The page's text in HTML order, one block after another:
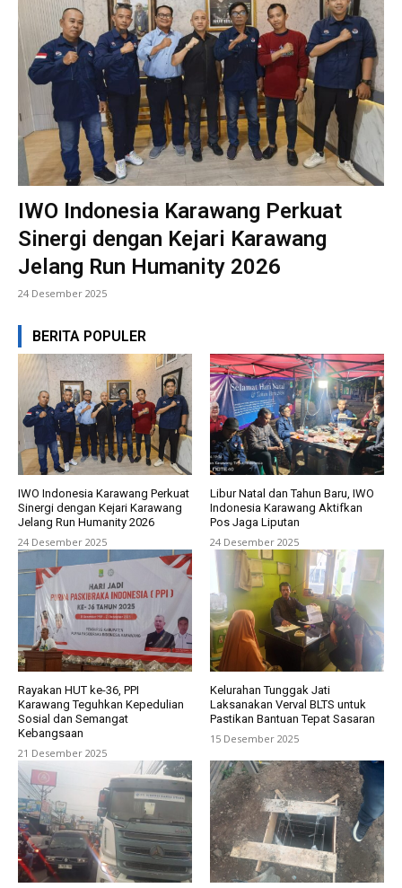
IWO Indonesia Karawang Perkuat
Sinergi dengan Kejari Karawang
Jelang Run Humanity 2026
24 Desember 2025
BERITA POPULER
IWO Indonesia Karawang Perkuat
Sinergi dengan Kejari Karawang
Jelang Run Humanity 2026
24 Desember 2025
Libur Natal dan Tahun Baru, IWO
Indonesia Karawang Aktifkan
Pos Jaga Liputan
24 Desember 2025
Rayakan HUT ke-36, PPI
Karawang Teguhkan Kepedulian
Sosial dan Semangat
Kebangsaan
21 Desember 2025
Kelurahan Tunggak Jati
Laksanakan Verval BLTS untuk
Pastikan Bantuan Tepat Sasaran
15 Desember 2025